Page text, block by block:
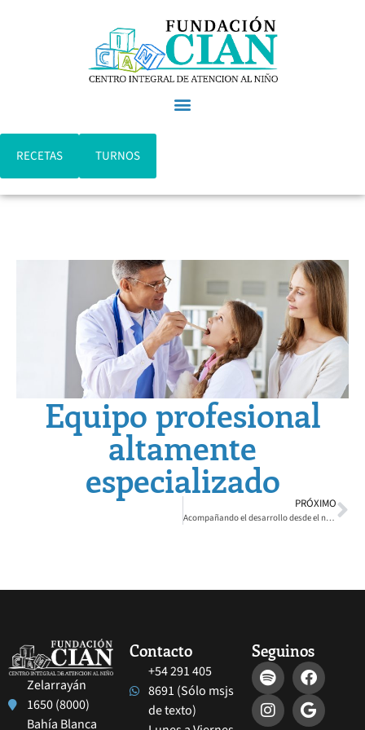
RECETAS TURNOS
Equipo profesional
altamente
especializado
PRÓXIMO
Acompañando el desarrollo desde el nacimiento
Zelarrayán
1650 (8000)
Bahía Blanca
Contacto
+54 291 405
8691 (Sólo msjs
de texto)
Seguinos